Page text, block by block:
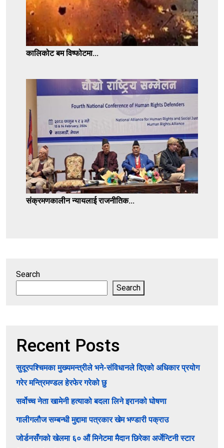
कालिकोट बम विष्फोटमा...
संक्रमणकालीन न्यायलाई राजनीतिक...
Search
Search
Recent Posts
सुदूरपश्चिमका मुख्यमन्त्रीले भने-संविधानले दिएको अधिकार प्रयोग
गरेर मन्त्रिमण्डल हेरफेर गरेको छु
सर्वोच्च नेता खामेनी हत्याको बदला लिने इरानको घोषणा
गालीगलौज सम्बन्धी मुद्दामा पत्रकार खेम भण्डारी पक्राउ
जोर्डनसँगको खेलमा ६० औं मिनेटमा मैदान छिरेका अर्जेन्टिनी स्टार